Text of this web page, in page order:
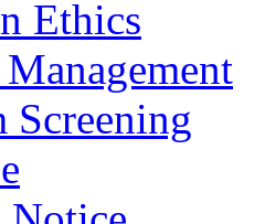
Ethics
Screening